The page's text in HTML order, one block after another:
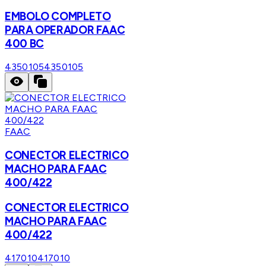
EMBOLO COMPLETO
PARA OPERADOR FAAC
400 BC
43501054350105
FAAC
CONECTOR ELECTRICO
MACHO PARA FAAC
400/422
CONECTOR ELECTRICO
MACHO PARA FAAC
400/422
417010417010